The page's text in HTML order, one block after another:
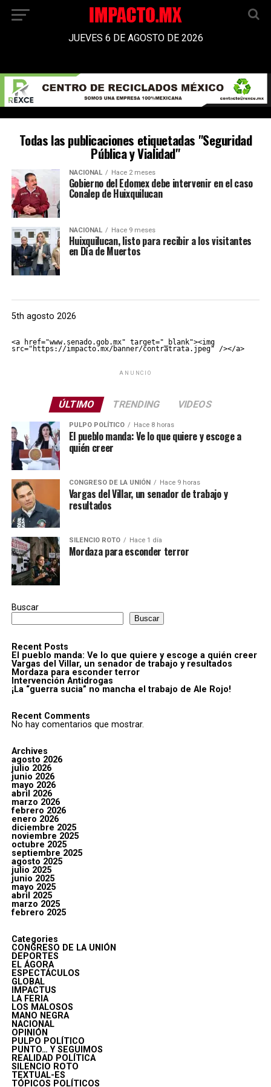
JUEVES 6 DE AGOSTO DE 2026
Todas las publicaciones etiquetadas "Seguridad
Pública y Vialidad"
NACIONAL Hace 2 meses
Gobierno del Edomex debe intervenir en el caso
Conalep de Huixquilucan
NACIONAL Hace 9 meses
Huixquilucan, listo para recibir a los visitantes
en Día de Muertos
5th agosto 2026
<a href="www.senado.gob.mx" target="_blank"><img
src="https://impacto.mx/banner/contratrata.jpeg" /></a>
ANUNCIO
ÚLTIMO TRENDING VIDEOS
PULPO POLÍTICO Hace 8 horas
El pueblo manda: Ve lo que quiere y escoge a
quién creer
CONGRESO DE LA UNIÓN Hace 9 horas
Vargas del Villar, un senador de trabajo y
resultados
SILENCIO ROTO Hace 1 día
Mordaza para esconder terror
Buscar
Buscar
Recent Posts
El pueblo manda: Ve lo que quiere y escoge a quién creer
Vargas del Villar, un senador de trabajo y resultados
Mordaza para esconder terror
Intervención Antidrogas
¡La “guerra sucia” no mancha el trabajo de Ale Rojo!
Recent Comments
No hay comentarios que mostrar.
Archives
agosto 2026
julio 2026
junio 2026
mayo 2026
abril 2026
marzo 2026
febrero 2026
enero 2026
diciembre 2025
noviembre 2025
octubre 2025
septiembre 2025
agosto 2025
julio 2025
junio 2025
mayo 2025
abril 2025
marzo 2025
febrero 2025
Categories
CONGRESO DE LA UNIÓN
DEPORTES
EL ÁGORA
ESPECTÁCULOS
GLOBAL
IMPACTUS
LA FERIA
LOS MALOSOS
MANO NEGRA
NACIONAL
OPINIÓN
PULPO POLÍTICO
PUNTO… Y SEGUIMOS
REALIDAD POLÍTICA
SILENCIO ROTO
TEXTUAL-ES
TÓPICOS POLÍTICOS